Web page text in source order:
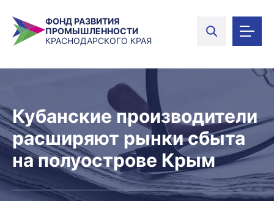
ФОНД РАЗВИТИЯ
ПРОМЫШЛЕННОСТИ
КРАСНОДАРСКОГО КРАЯ
Кубанские производители
расширяют рынки сбыта
на полуострове Крым